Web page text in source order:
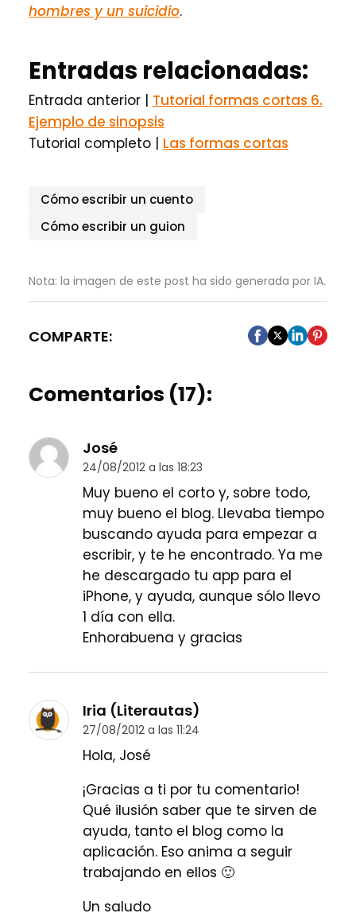
hombres y un suicidio.
Entradas relacionadas:
Entrada anterior | Tutorial formas cortas 6.
Ejemplo de sinopsis
Tutorial completo | Las formas cortas
Cómo escribir un cuento
Cómo escribir un guion
Nota: la imagen de este post ha sido generada por IA.
COMPARTE:
Comentarios (17):
José
24/08/2012 a las 18:23
Muy bueno el corto y, sobre todo,
muy bueno el blog. Llevaba tiempo
buscando ayuda para empezar a
escribir, y te he encontrado. Ya me
he descargado tu app para el
iPhone, y ayuda, aunque sólo llevo
1 día con ella.
Enhorabuena y gracias
Iria (Literautas)
27/08/2012 a las 11:24
Hola, José
¡Gracias a ti por tu comentario!
Qué ilusión saber que te sirven de
ayuda, tanto el blog como la
aplicación. Eso anima a seguir
trabajando en ellos 🙂
Un saludo